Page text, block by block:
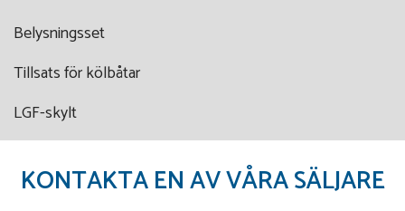
Belysningsset
Tillsats för kölbåtar
LGF-skylt
KONTAKTA EN AV VÅRA SÄLJARE